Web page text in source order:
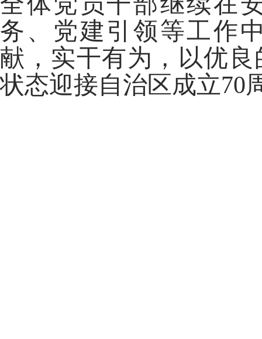
务、党建引领等工作
献，实干有为，以优
状态迎接自治区成立70